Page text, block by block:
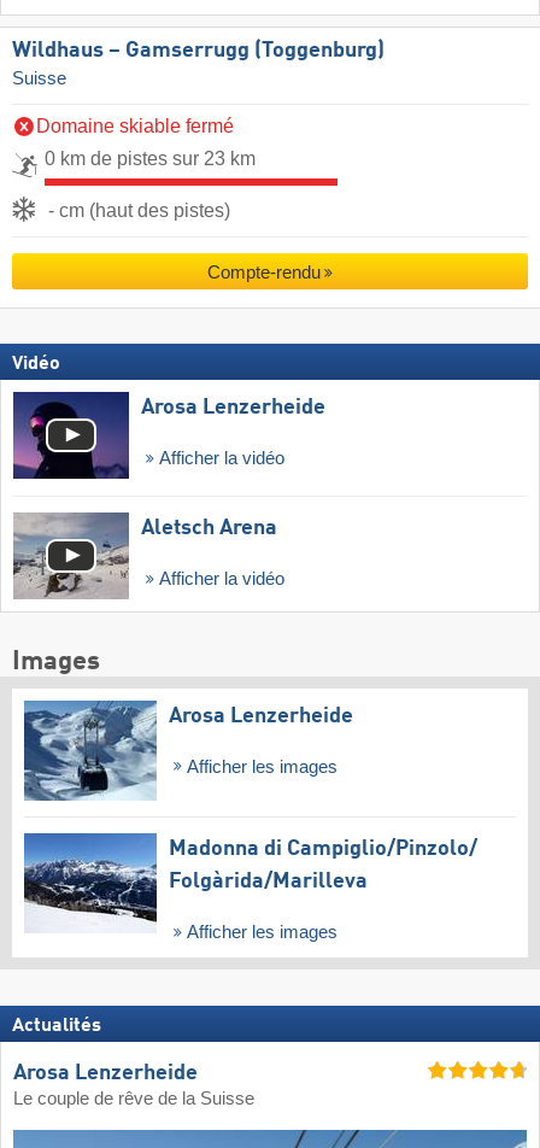
Wildhaus – Gamserrugg (Toggenburg)
Suisse
Domaine skiable fermé
0 km de pistes sur 23 km
- cm (haut des pistes)
Compte-rendu
Vidéo
Arosa Lenzerheide
Afficher la vidéo
Aletsch Arena
Afficher la vidéo
Images
Arosa Lenzerheide
Afficher les images
Madonna di Campiglio/​Pinzolo/​
Folgàrida/​Marilleva
Afficher les images
Actualités
Arosa Lenzerheide
Le couple de rêve de la Suisse